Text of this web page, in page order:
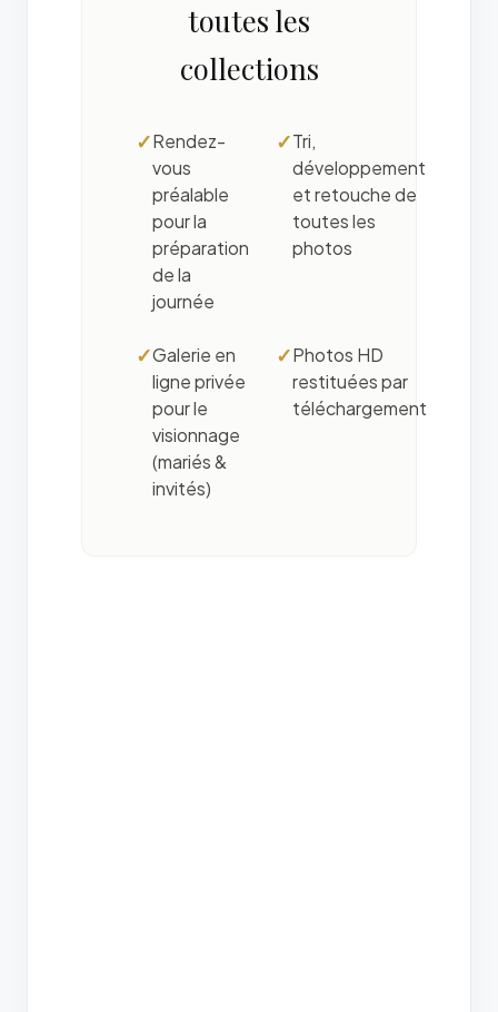
toutes les
collections
✓Rendez-
vous
préalable
pour la
préparation
de la
journée
✓Tri,
développement
et retouche de
toutes les
photos
✓Galerie en
ligne privée
pour le
visionnage
(mariés &
invités)
✓Photos HD
restituées par
téléchargement